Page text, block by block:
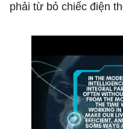
phải từ bỏ chiếc điện